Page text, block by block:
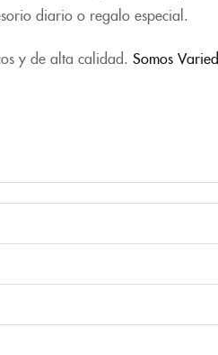
diario o regalo especial.
y de alta calidad. Somos